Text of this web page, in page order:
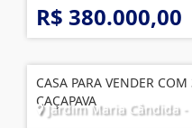
R$ 380.000,00
CASA PARA VENDER
CAÇAPAVA
Jardim Maria Cândida -